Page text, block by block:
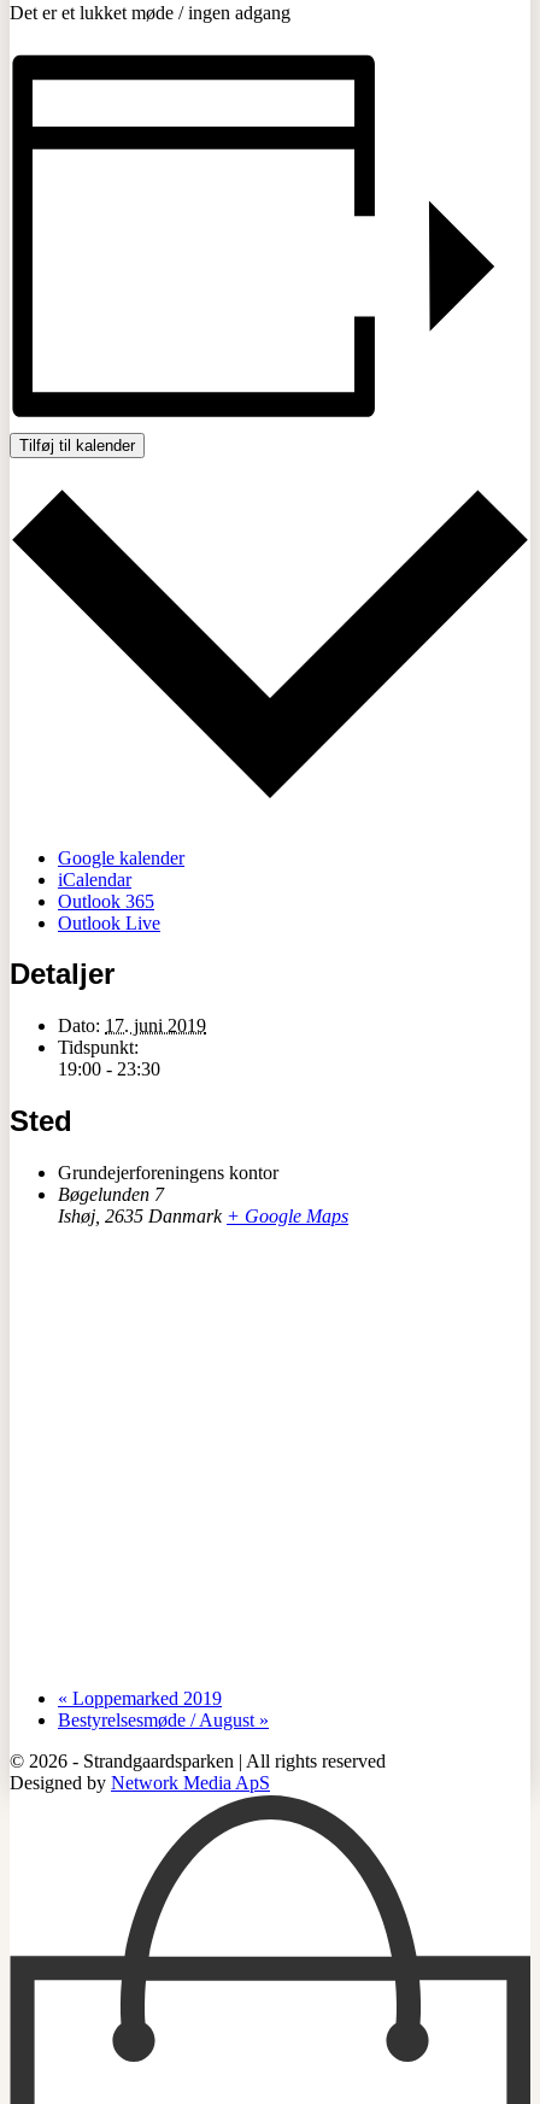
Det er et lukket møde / ingen adgang
Tilføj til kalender
Google kalender
iCalendar
Outlook 365
Outlook Live
Detaljer
Dato: 17. juni 2019
Tidspunkt:
19:00 - 23:30
Sted
Grundejerforeningens kontor
Bøgelunden 7
Ishøj 2635 Danmark + Google Maps
« Loppemarked 2019
Bestyrelsesmøde / August »
© 2026 - Strandgaardsparken | All rights reserved
Designed by Network Media ApS